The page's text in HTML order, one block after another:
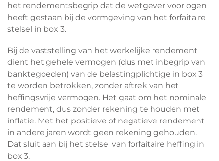
het rendementsbegrip dat de wetgever voor ogen
heeft gestaan bij de vormgeving van het forfaitaire
stelsel in box 3.
Bij de vaststelling van het werkelijke rendement
dient het gehele vermogen (dus met inbegrip van
banktegoeden) van de belastingplichtige in box 3
te worden betrokken, zonder aftrek van het
heffingsvrije vermogen. Het gaat om het nominale
rendement, dus zonder rekening te houden met
inflatie. Met het positieve of negatieve rendement
in andere jaren wordt geen rekening gehouden.
Dat sluit aan bij het stelsel van forfaitaire heffing in
box 3.